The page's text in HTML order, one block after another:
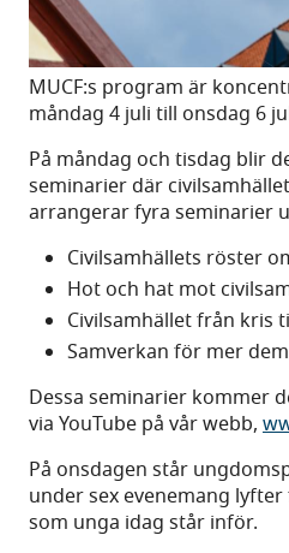
MUCF:s program är
måndag 4 juli till onsdag 6
På måndag och tisdag blir
seminarier där
arrangerar fyra seminarier
Civilsamhällets röster
Hot och hat mot
Civilsamhället från kris
Samverkan för mer
Dessa seminarier kommer
via YouTube på vår webb,
På onsdagen står
under sex evenemang
som unga idag står inför.